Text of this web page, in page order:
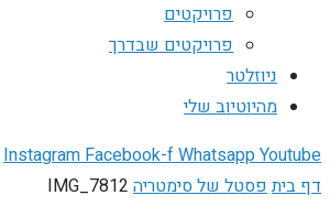
פרויקטים
פרויקטים שבדרך
ניוזלטר
מהיוטיוב שלי
InstagramFacebook-fWhatsappYoutube
דף ביתפסטל של סימטריה IMG_7812